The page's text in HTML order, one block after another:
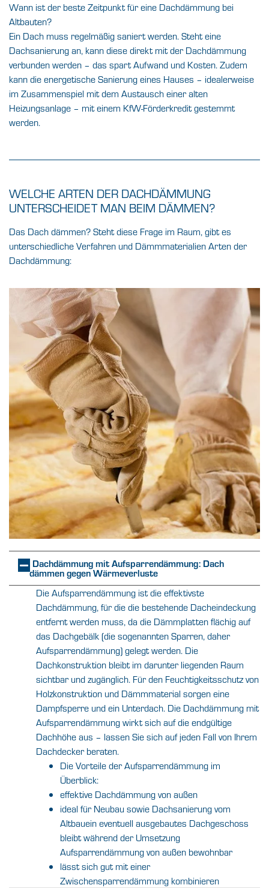
Wann ist der beste Zeitpunkt für eine Dachdämmung bei
Altbauten?
Ein Dach muss regelmäßig saniert werden. Steht eine
Dachsanierung an, kann diese direkt mit der Dachdämmung
verbunden werden – das spart Aufwand und Kosten. Zudem
kann die energetische Sanierung eines Hauses – idealerweise
im Zusammenspiel mit dem Austausch einer alten
Heizungsanlage – mit einem KfW-Förderkredit gestemmt
werden.
WELCHE ARTEN DER DACHDÄMMUNG
UNTERSCHEIDET MAN BEIM DÄMMEN?
Das Dach dämmen? Steht diese Frage im Raum, gibt es
unterschiedliche Verfahren und Dämmmaterialien Arten der
Dachdämmung:
Dachdämmung mit Aufsparrendämmung: Dach
dämmen gegen Wärmeverluste
Die Aufsparrendämmung ist die effektivste
Dachdämmung, für die die bestehende Dacheindeckung
entfernt werden muss, da die Dämmplatten flächig auf
das Dachgebälk (die sogenannten Sparren, daher
Aufsparrendämmung) gelegt werden. Die
Dachkonstruktion bleibt im darunter liegenden Raum
sichtbar und zugänglich. Für den Feuchtigkeitsschutz von
Holzkonstruktion und Dämmmaterial sorgen eine
Dampfsperre und ein Unterdach. Die Dachdämmung mit
Aufsparrendämmung wirkt sich auf die endgültige
Dachhöhe aus – lassen Sie sich auf jeden Fall von Ihrem
Dachdecker beraten.
Die Vorteile der Aufsparrendämmung im
Überblick:
effektive Dachdämmung von außen
ideal für Neubau sowie Dachsanierung vom
Altbauein eventuell ausgebautes Dachgeschoss
bleibt während der Umsetzung
Aufsparrendämmung von außen bewohnbar
lässt sich gut mit einer
Zwischensparrendämmung kombinieren